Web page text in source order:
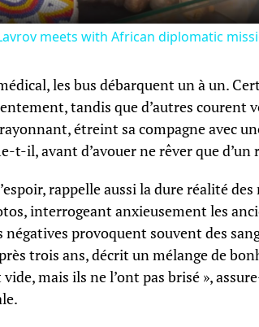
meets with African diplomatic
les bus débarquent un à un.
tandis que d’autres courent
étreint sa compagne avec
t-il, avant d’avouer ne rêver que d’un
rappelle aussi la dure réalité
interrogeant anxieusement les
négatives provoquent souvent des
trois ans, décrit un mélange de
mais ils ne l’ont pas brisé »,